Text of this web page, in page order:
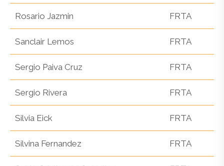
Rosario Jazmin FRTA
Sanclair Lemos FRTA
Sergio Paiva Cruz FRTA
Sergio Rivera FRTA
Silvia Eick FRTA
Silvina Fernandez FRTA